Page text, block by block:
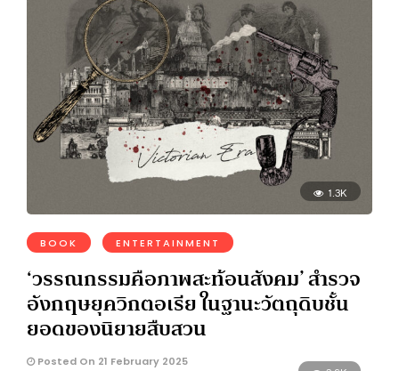
1.3K
BOOK ENTERTAINMENT
‘วรรณกรรมคือภาพสะท้อนสังคม’ สำรวจ
อังกฤษยุควิกตอเรีย ในฐานะวัตถุดิบชั้น
ยอดของนิยายสืบสวน
Posted On 21 February 2025